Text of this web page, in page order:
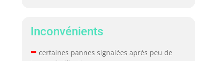
Inconvénients
– certaines pannes signalées après peu de